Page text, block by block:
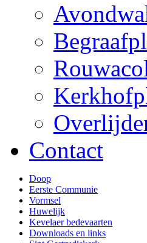
Contact
Doop
Eerste Communie
Vormsel
Huwelijk
Kevelaer bedevaarten
Downloads en links